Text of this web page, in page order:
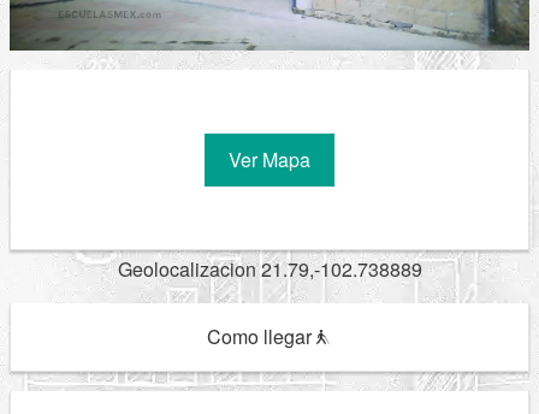
Ver Mapa
Geolocalizacion 21.79,-102.738889
Como llegar